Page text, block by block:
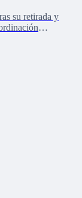
su retirada y